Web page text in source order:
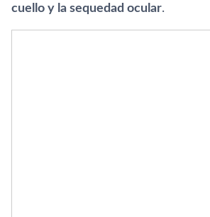
cuello y la sequedad ocular.